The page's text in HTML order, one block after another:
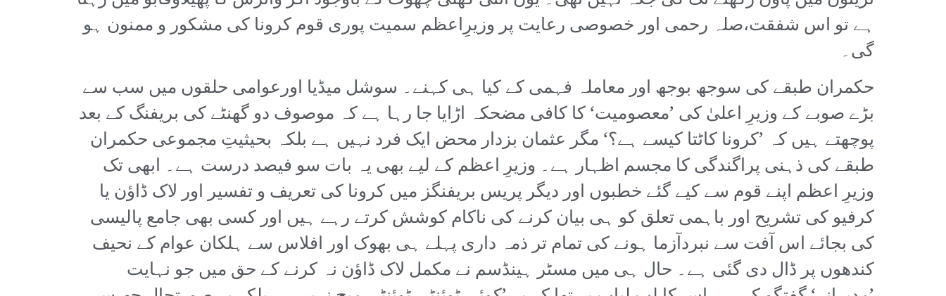
ہے تو اس شفقت،صلہ رحمی اور خصوصی رعایت پر وزیرِاعظم سمیت پوری قوم کرونا کی مشکور و ممنون ہو
گی۔
حکمران طبقے کی سوجھ بوجھ اور معاملہ فہمی کے کیا ہی کہنے۔ سوشل میڈیا اورعوامی حلقوں میں سب سے
بڑے صوبے کے وزیرِ اعلیٰ کی ’معصومیت‘ کا کافی مضحکہ اڑایا جا رہا ہے کہ موصوف دو گھنٹے کی بریفنگ کے بعد
پوچھتے ہیں کہ ’کرونا کاٹتا کیسے ہے؟‘ مگر عثمان بزدار محض ایک فرد نہیں ہے بلکہ بحیثیتِ مجموعی حکمران
طبقے کی ذہنی پراگندگی کا مجسم اظہار ہے۔ وزیرِ اعظم کے لیے بھی یہ بات سو فیصد درست ہے۔ ابھی تک
وزیرِ اعظم اپنے قوم سے کیے گئے خطبوں اور دیگر پریس بریفنگز میں کرونا کی تعریف و تفسیر اور لاک ڈاؤن یا
کرفیو کی تشریح اور باہمی تعلق کو ہی بیان کرنے کی ناکام کوشش کرتے رہے ہیں اور کسی بھی جامع پالیسی
کی بجائے اس آفت سے نبردآزما ہونے کی تمام تر ذمہ داری پہلے ہی بھوک اور افلاس سے ہلکان عوام کے نحیف
کندھوں پر ڈال دی گئی ہے۔ حال ہی میں مسٹر ہینڈسم نے مکمل لاک ڈاؤن نہ کرنے کے حق میں جو نہایت